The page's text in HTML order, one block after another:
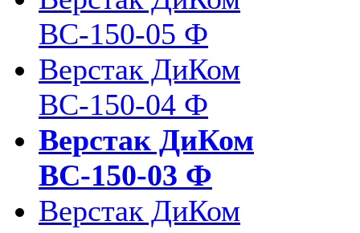
ВС-150-05 Ф
Верстак ДиКом
ВС-150-04 Ф
Верстак ДиКом
ВС-150-03 Ф
Верстак ДиКом